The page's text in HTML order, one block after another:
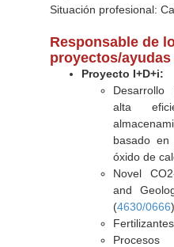
Situación profesional:
Responsable de
proyectos/ayudas
Proyecto I+D+i:
alta
basado
óxido de
Novel
and
(4630/0666)